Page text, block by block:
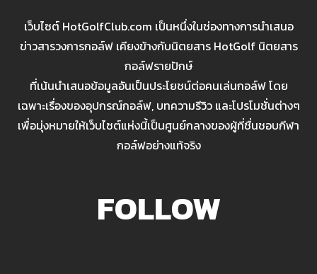
เว็บไซต์ HotGolfClub.com เป็นหนึ่งในช่องทางการนำเสนอ
ข่าวสารวงการกอล์ฟ เคียงข้างกับนิตยสาร HotGolf นิตยสาร
กอล์ฟรายปักษ์
ที่เน้นนำเสนอข้อมูลอันเป็นประโยชน์ต่อคนเล่นกอล์ฟ โดย
เฉพาะเรื่องของอุปกรณ์กอล์ฟ, บทความรีวิว และโปรโมชั่นต่างๆ
เพื่อมุ่งหมายให้เว็บไซต์แห่งนี้เป็นศูนย์กลางของผู้ที่ชื่นชอบกีฬา
กอล์ฟอย่างแท้จริง
FOLLOW